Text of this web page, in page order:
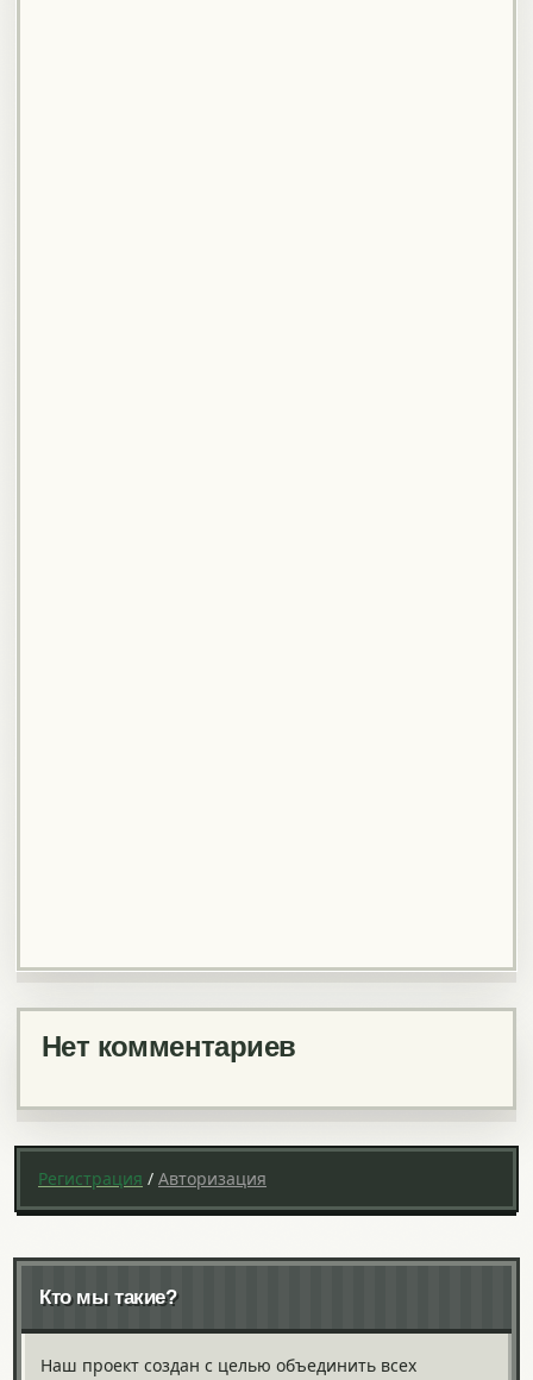
Нет комментариев
Регистрация / Авторизация
Кто мы такие?
Наш проект создан с целью объединить всех